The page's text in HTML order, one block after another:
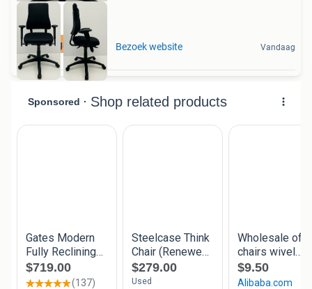
4 jaar garantie Bezoek website Vandaag